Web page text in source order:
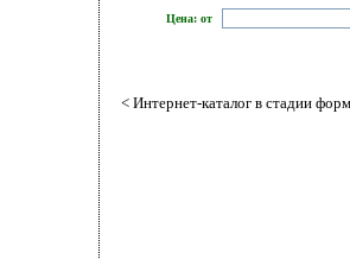
Цена: от
< Интернет-каталог в стадии